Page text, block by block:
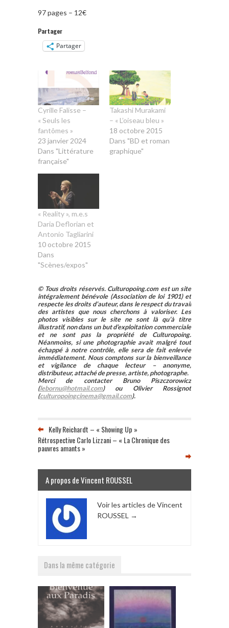
97 pages – 12€
Partager
Partager
Cyrille Falisse –
« Seuls les
fantômes »
23 janvier 2024
Dans "Littérature
française"
Takashi Murakami
– « L’oiseau bleu »
18 octobre 2015
Dans "BD et roman
graphique"
« Reality », m.e.s
Daria Deflorian et
Antonio Tagliarini
10 octobre 2015
Dans
"Scènes/expos"
© Tous droits réservés. Culturopoing.com est un site
intégralement bénévole (Association de loi 1901) et
respecte les droits d’auteur, dans le respect du travail
des artistes que nous cherchons à valoriser. Les
photos visibles sur le site ne sont là qu’à titre
illustratif, non dans un but d’exploitation commerciale
et ne sont pas la propriété de Culturopoing.
Néanmoins, si une photographie avait malgré tout
échappé à notre contrôle, elle sera de fait enlevée
immédiatement. Nous comptons sur la bienveillance
et vigilance de chaque lecteur – anonyme,
distributeur, attaché de presse, artiste, photographe.
Merci de contacter Bruno Piszczorowicz
(lebornu@hotmail.com) ou Olivier Rossignot
(culturopoingcinema@gmail.com).
Kelly Reichardt – « Showing Up »
Rétrospective Carlo Lizzani – « La Chronique des
pauvres amants »
A propos de Vincent ROUSSEL
Voir les articles de Vincent
ROUSSEL →
Dans la même catégorie